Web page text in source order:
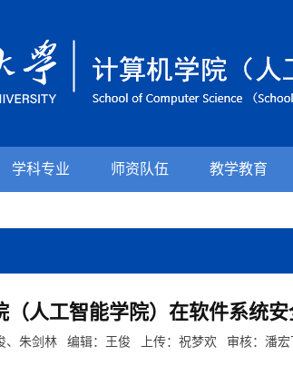
学科专业 师资队伍 教学教育
（人工智能学院）在软件系统
、朱剑林 编辑：王俊 上传：祝梦欢 审核：潘宏